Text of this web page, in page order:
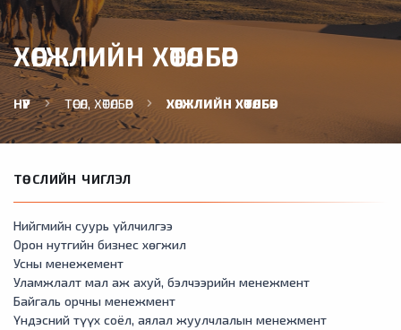
ХӨГЖЛИЙН ХӨТӨЛБӨР
НҮҮР ТӨСӨЛ, ХӨТӨЛБӨР ХӨГЖЛИЙН ХӨТӨЛБӨР
ТӨСЛИЙН ЧИГЛЭЛ
Нийгмийн суурь үйлчилгээ
Орон нутгийн бизнес хөгжил
Усны менежемент
Уламжлалт мал аж ахуй, бэлчээрийн менежмент
Байгаль орчны менежмент
Үндэсний түүх соёл, аялал жуулчлалын менежмент